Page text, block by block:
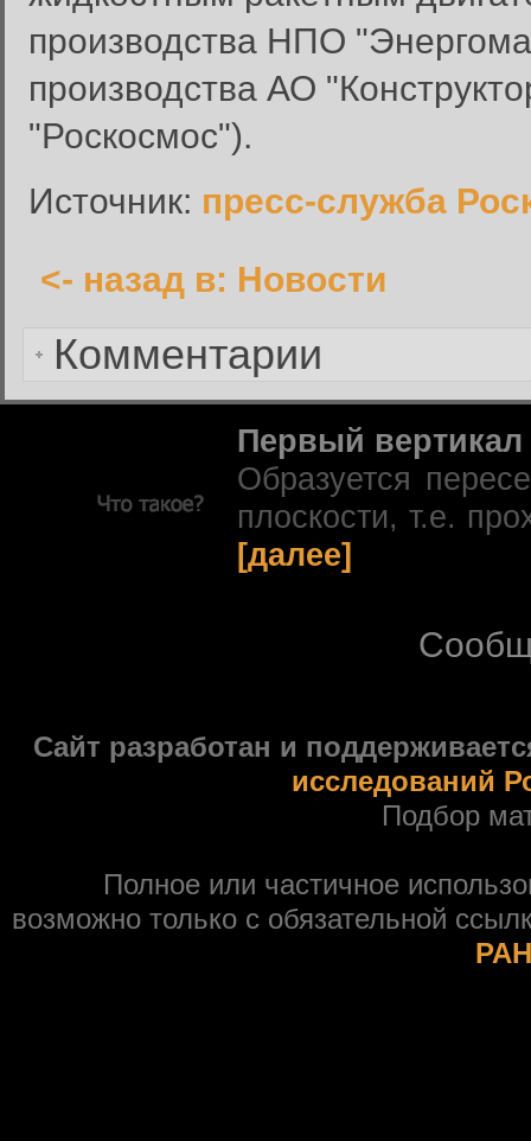
производства НПО
производства АО
"Роскосмос").
Источник: пресс-служба
<- назад в: Новости
Комментарии
Вход в систему
Имя пользователя:
Пароль:
Забыли пароль?
Первый вертикал
Образуется
плоскости, т.е.
[далее]
Сайт разработан и
исследований
Подбор
Полное или частичное
возможно только с обязательной